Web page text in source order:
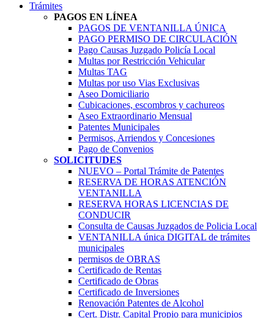
Trámites
PAGOS EN LÍNEA
PAGOS DE VENTANILLA ÚNICA
PAGO PERMISO DE CIRCULACIÓN
Pago Causas Juzgado Policía Local
Multas por Restricción Vehicular
Multas TAG
Multas por uso Vias Exclusivas
Aseo Domiciliario
Cubicaciones, escombros y cachureos
Aseo Extraordinario Mensual
Patentes Municipales
Permisos, Arriendos y Concesiones
Pago de Convenios
SOLICITUDES
NUEVO – Portal Trámite de Patentes
RESERVA DE HORAS ATENCIÓN
VENTANILLA
RESERVA HORAS LICENCIAS DE
CONDUCIR
Consulta de Causas Juzgados de Policia Local
VENTANILLA única DIGITAL de trámites
municipales
permisos de OBRAS
Certificado de Rentas
Certificado de Obras
Certificado de Inversiones
Renovación Patentes de Alcohol
Cert. Distr. Capital Propio para municipios